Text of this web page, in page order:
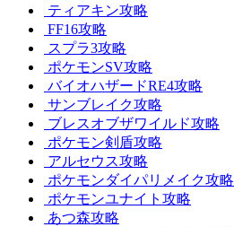
ティアキン攻略
FF16攻略
スプラ3攻略
ポケモンSV攻略
バイオハザードRE4攻略
サンブレイク攻略
ブレスオブザワイルド攻略
ポケモン剣盾攻略
アルセウス攻略
ポケモンダイパリメイク攻略
ポケモンユナイト攻略
あつ森攻略